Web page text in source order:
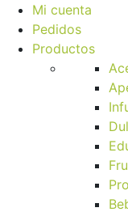
Mi cuenta
Pedidos
Productos